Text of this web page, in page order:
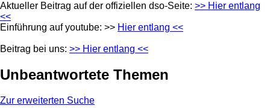
Aktueller Beitrag auf der offiziellen dso-Seite: >> Hier entlang
<<
Einführung auf youtube: >> Hier entlang <<
Beitrag bei uns: >> Hier entlang <<
Unbeantwortete Themen
Zur erweiterten Suche